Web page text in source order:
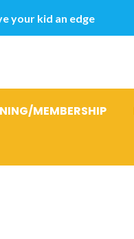
your kid an edge
MEMBERSHIP